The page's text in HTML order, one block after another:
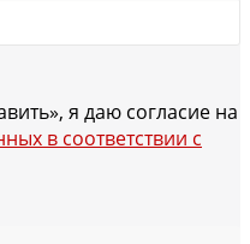
я даю согласие на
в соответствии с